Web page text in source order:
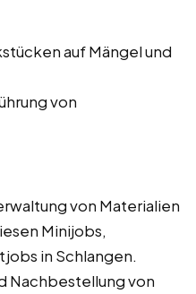
auf Mängel und
von
von Materialien
Minijobs,
in Schlangen.
Nachbestellung von